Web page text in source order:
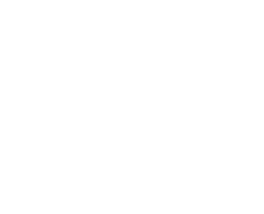
אני שואלת את
לילדים שלנו,